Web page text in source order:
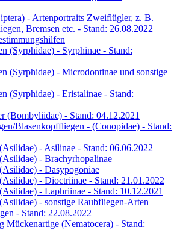
- Artenportraits Zweiflügler, z. B.
Bremsen etc. - Stand: 26.08.2022
(Syrphidae) - Syrphinae - Stand:
(Syrphidae) - Microdontinae und sonstige
(Syrphidae) - Eristalinae - Stand:
(Bombyliidae) - Stand: 04.12.2021
Blasenkopffliegen - (Conopidae) - Stand:
- Asilinae - Stand: 06.06.2022
- Brachyrhopalinae
- Dasypogoniae
- Dioctriinae - Stand: 21.01.2022
- Laphriinae - Stand: 10.12.2021
- sonstige Raubfliegen-Arten
- Stand: 22.08.2022
Mückenartige (Nematocera) - Stand: